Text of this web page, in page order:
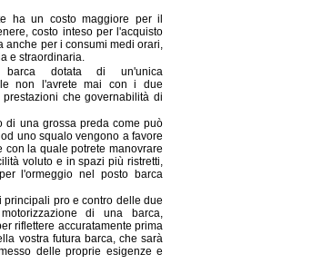
ha un costo maggiore per il
costo inteso per l'acquisto
anche per i consumi medi orari,
e straordinaria.
dotata di un'unica
non l'avrete mai con i due
che governabilità di
di una grossa preda come può
uno squalo vengono a favore
con la quale potrete manovrare
voluto e in spazi più ristretti,
l'ormeggio nel posto barca
principali pro e contro delle due
di una barca,
riflettere accuratamente prima
vostra futura barca, che sarà
delle proprie esigenze e